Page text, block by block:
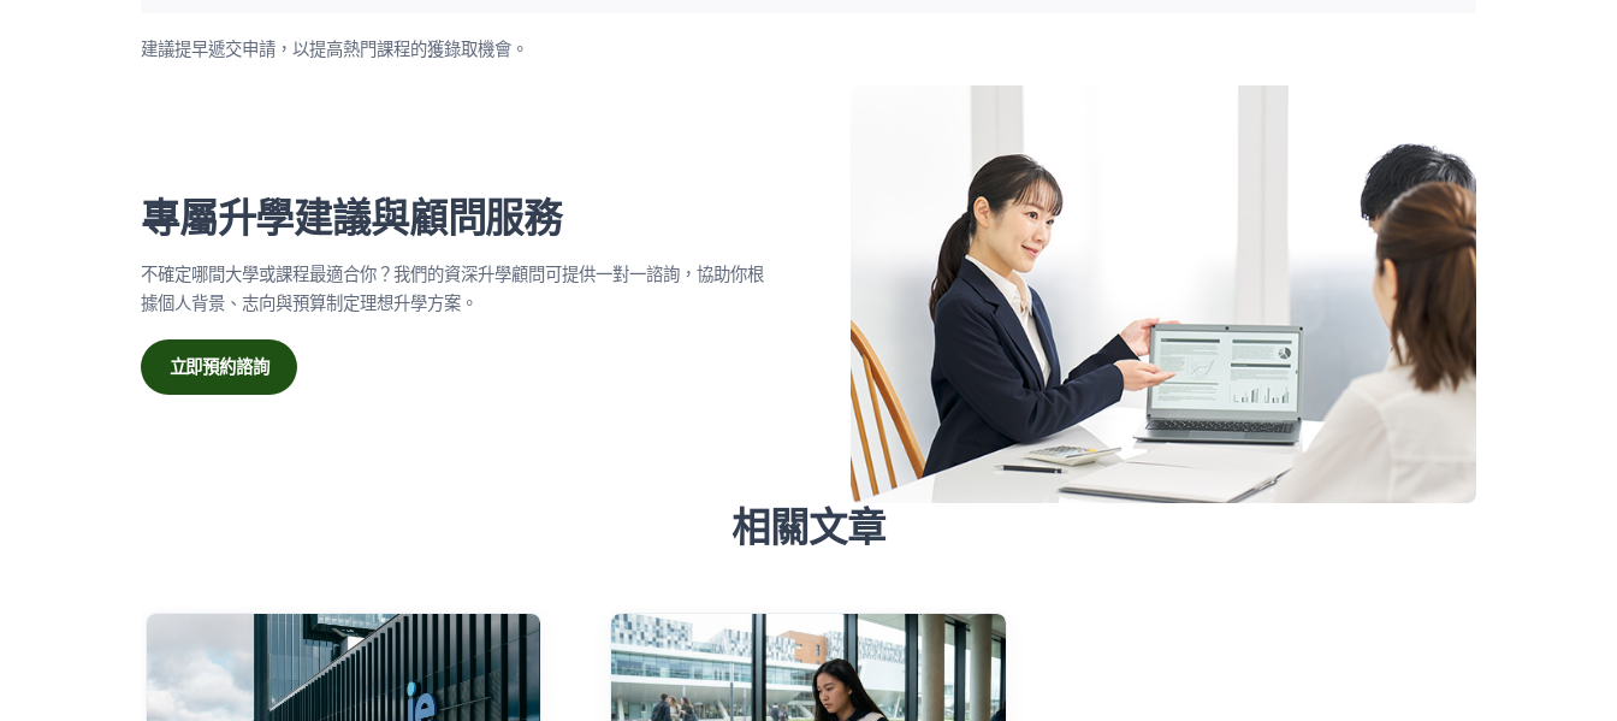
建議提早遞交申請，以提高熱門課程的獲錄取機會。
專屬升學建議與顧問服務
不確定哪間大學或課程最適合你？我們的資深升學顧問可提供一對一諮詢，協助你根
據個人背景、志向與預算制定理想升學方案。
立即預約諮詢
相關文章